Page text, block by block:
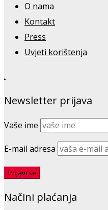
O nama
Kontakt
Press
Uvjeti korištenja
.
Newsletter prijava
Vaše ime
E-mail adresa
Načini plaćanja